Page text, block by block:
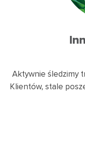
Aktywnie śledzimy
Klientów, stale